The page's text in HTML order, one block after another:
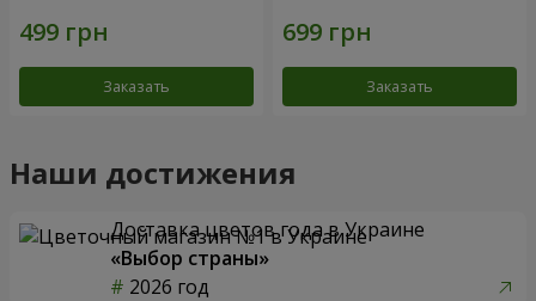
Заказать Заказать
Наши достижения
Доставка цветов года в Украине
«Выбор страны»
2026 год